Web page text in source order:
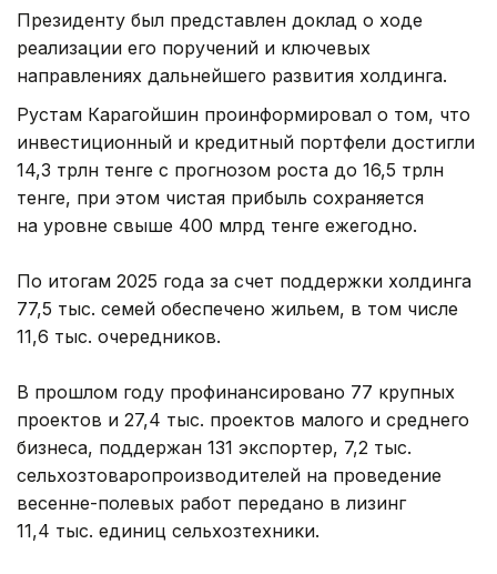
Президенту был представлен доклад о ходе
реализации его поручений и ключевых
направлениях дальнейшего развития холдинга.
Рустам Карагойшин проинформировал о том, что
инвестиционный и кредитный портфели достигли
14,3 трлн тенге с прогнозом роста до 16,5 трлн
тенге, при этом чистая прибыль сохраняется
на уровне свыше 400 млрд тенге ежегодно.
По итогам 2025 года за счет поддержки холдинга
77,5 тыс. семей обеспечено жильем, в том числе
11,6 тыс. очередников.
В прошлом году профинансировано 77 крупных
проектов и 27,4 тыс. проектов малого и среднего
бизнеса, поддержан 131 экспортер, 7,2 тыс.
сельхозтоваропроизводителей на проведение
весенне-полевых работ передано в лизинг
11,4 тыс. единиц сельхозтехники.